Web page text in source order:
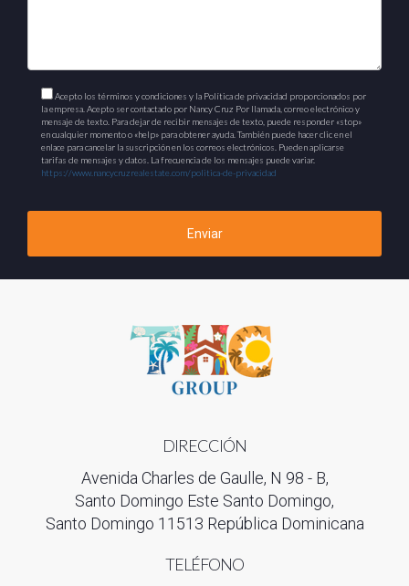
Acepto los términos y condiciones y la Política de privacidad proporcionados por
la empresa. Acepto ser contactado por Nancy Cruz Por llamada, correo electrónico y
mensaje de texto. Para dejar de recibir mensajes de texto, puede responder «stop»
en cualquier momento o «help» para obtener ayuda. También puede hacer clic en el
enlace para cancelar la suscripción en los correos electrónicos. Pueden aplicarse
tarifas de mensajes y datos. La frecuencia de los mensajes puede variar.
https://www.nancycruzrealestate.com/politica-de-privacidad
Enviar
DIRECCIÓN
Avenida Charles de Gaulle, N 98 - B,
Santo Domingo Este Santo Domingo,
Santo Domingo 11513 República Dominicana
TELÉFONO